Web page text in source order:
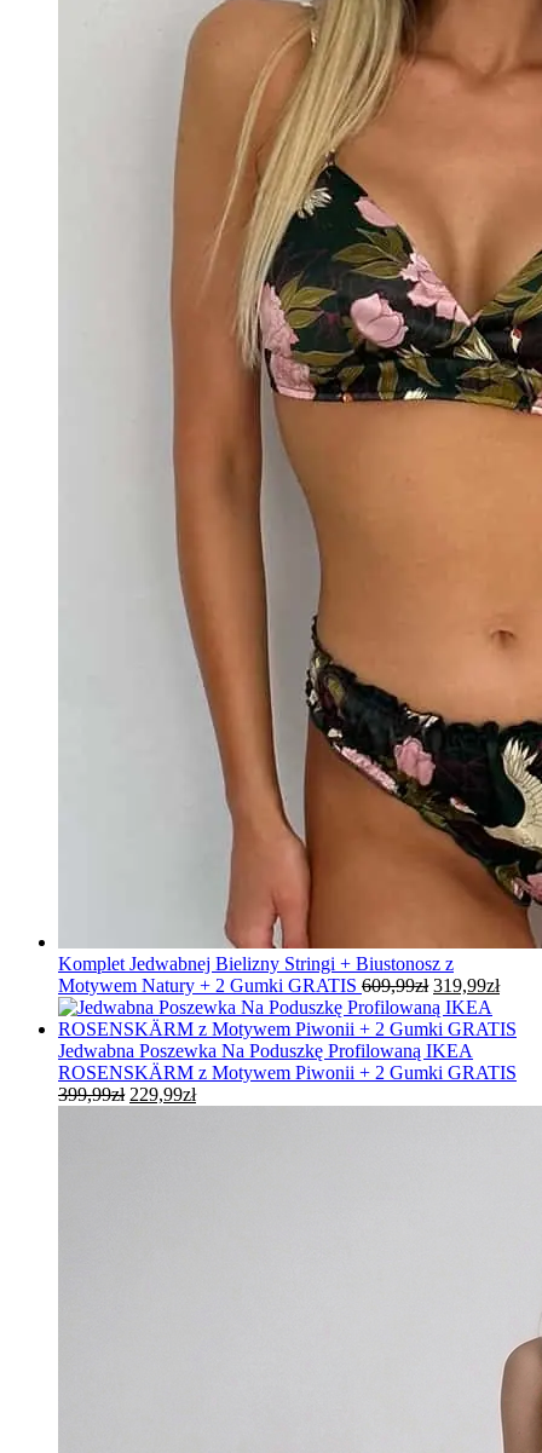
wynosiła:
359,99zł.
Komplet Jedwabnej Bielizny Stringi + Biustonosz z
Motywem Natury + 2 Gumki GRATIS 609,99zł Pierwotna
cena
wynosiła:
609,99zł.
319,99zł
Jedwabna Poszewka Na Poduszkę Profilowaną IKEA
ROSENSKÄRM z Motywem Piwonii + 2 Gumki GRATIS
399,99zł Pierwotna
229,99złAktualna